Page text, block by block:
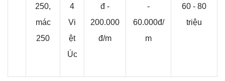
250,
mác
250
4
Vi
ệt
Úc
đ -
200.000
đ/m
-
60.000đ/
m
60 - 80
triệu